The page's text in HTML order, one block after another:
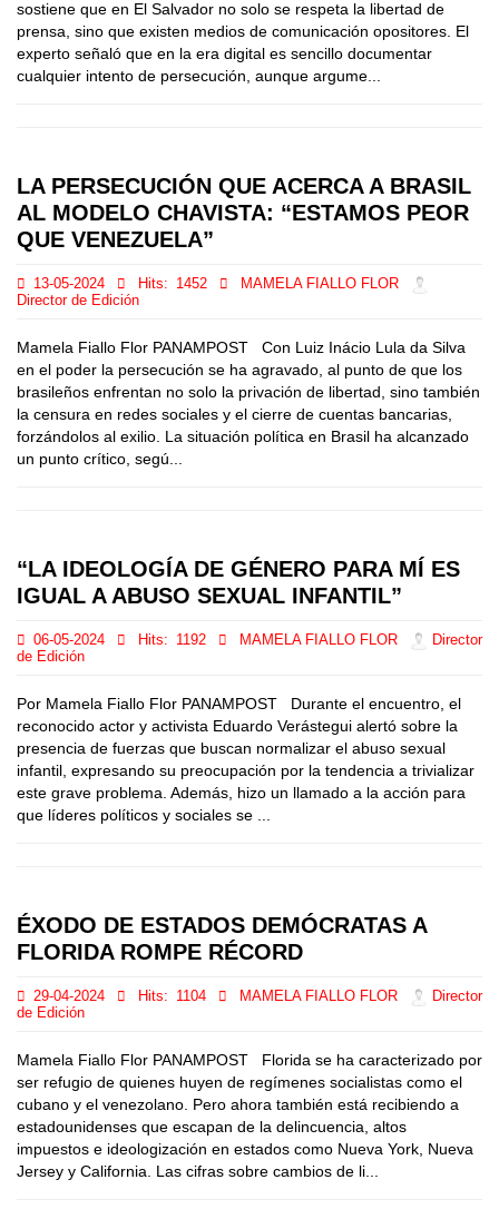
sostiene que en El Salvador no solo se respeta la libertad de
prensa, sino que existen medios de comunicación opositores. El
experto señaló que en la era digital es sencillo documentar
cualquier intento de persecución, aunque argume...
LA PERSECUCIÓN QUE ACERCA A BRASIL
AL MODELO CHAVISTA: “ESTAMOS PEOR
QUE VENEZUELA”
13-05-2024 Hits: 1452
MAMELA FIALLO FLOR
Director de Edición
Mamela Fiallo Flor PANAMPOST Con Luiz Inácio Lula da Silva
en el poder la persecución se ha agravado, al punto de que los
brasileños enfrentan no solo la privación de libertad, sino también
la censura en redes sociales y el cierre de cuentas bancarias,
forzándolos al exilio. La situación política en Brasil ha alcanzado
un punto crítico, segú...
“LA IDEOLOGÍA DE GÉNERO PARA MÍ ES
IGUAL A ABUSO SEXUAL INFANTIL”
06-05-2024 Hits: 1192 MAMELA FIALLO FLOR
Director
de Edición
Por Mamela Fiallo Flor PANAMPOST Durante el encuentro, el
reconocido actor y activista Eduardo Verástegui alertó sobre la
presencia de fuerzas que buscan normalizar el abuso sexual
infantil, expresando su preocupación por la tendencia a trivializar
este grave problema. Además, hizo un llamado a la acción para
que líderes políticos y sociales se ...
ÉXODO DE ESTADOS DEMÓCRATAS A
FLORIDA ROMPE RÉCORD
29-04-2024 Hits: 1104 MAMELA FIALLO FLOR
Director
de Edición
Mamela Fiallo Flor PANAMPOST Florida se ha caracterizado por
ser refugio de quienes huyen de regímenes socialistas como el
cubano y el venezolano. Pero ahora también está recibiendo a
estadounidenses que escapan de la delincuencia, altos
impuestos e ideologización en estados como Nueva York, Nueva
Jersey y California. Las cifras sobre cambios de li...